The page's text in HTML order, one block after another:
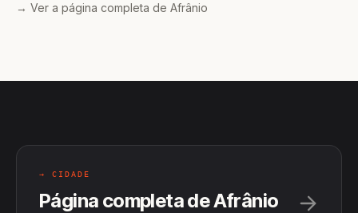
→ Ver a página completa de Afrânio
→ CIDADE
Página completa de Afrânio